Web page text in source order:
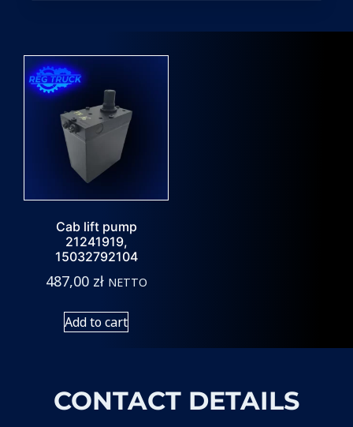
Cab lift pump
21241919,
15032792104
487,00 zł NETTO
Add to cart
CONTACT DETAILS